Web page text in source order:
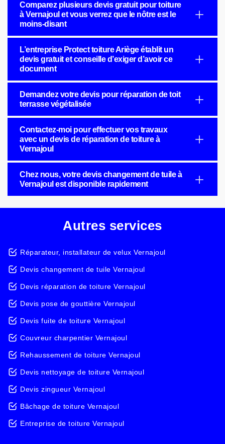
Comparez plusieurs devis gratuit pour toiture
à Vernajoul et vous verrez que le nôtre est le
moins-disant
L’entreprise Protect toiture Ariège établit un
devis gratuit et conseille d’exiger d’avoir ce
document
Demandez votre devis pour réparation de toit
terrasse végétalisée
Contactez-moi pour effectuer vos travaux
avec un devis de réparation de toiture à
Vernajoul
Chez nous, votre devis changement de tuile à
Vernajoul est disponible rapidement
Autres services
Réparateur, installateur de velux Vernajoul
Devis changement de tuile Vernajoul
Devis réparation de toiture Vernajoul
Devis pose de gouttière Vernajoul
Devis fuite de toiture Vernajoul
Couvreur charpentier Vernajoul
Rehaussement de toiture Vernajoul
Devis nettoyage de toiture Vernajoul
Devis zingueur Vernajoul
Bâchage de toiture Vernajoul
Entreprise de toiture Vernajoul